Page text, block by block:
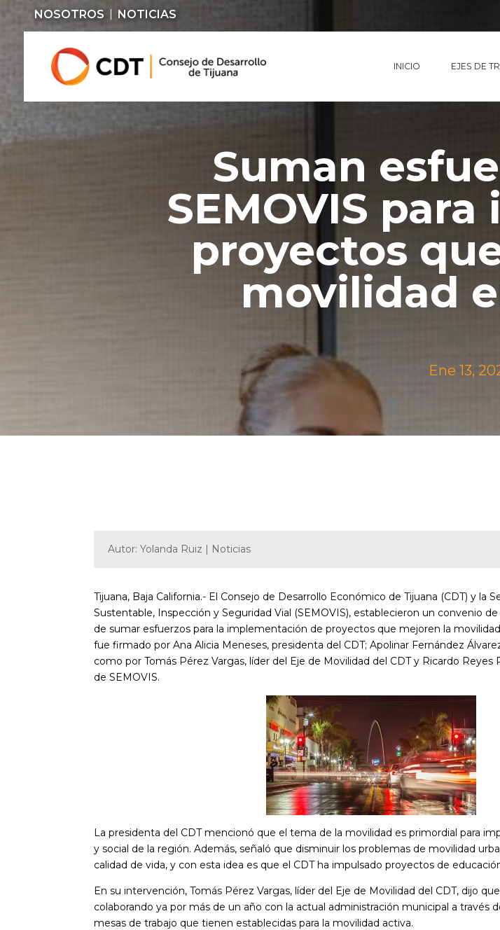
NOSOTROS NOTICIAS
INICIO EJES DE
Suman
SEMOVIS
proyectos
movilidad
Ene 13,
Autor: Yolanda Ruiz | Noticias
Tijuana, Baja California.- El Consejo de Desarrollo Económico de Tijuana (CDT) y la
Sustentable, Inspección y Seguridad Vial (SEMOVIS), establecieron un convenio
de sumar esfuerzos para la implementación de proyectos que mejoren la
fue firmado por Ana Alicia Meneses, presidenta del CDT; Apolinar Fernández
como por Tomás Pérez Vargas, líder del Eje de Movilidad del CDT y Ricardo Reyes
de SEMOVIS.
La presidenta del CDT mencionó que el tema de la movilidad es primordial para
y social de la región. Además, señaló que disminuir los problemas de movilidad
calidad de vida, y con esta idea es que el CDT ha impulsado proyectos de
En su intervención, Tomás Pérez Vargas, líder del Eje de Movilidad del CDT, dijo
colaborando ya por más de un año con la actual administración municipal a través
mesas de trabajo que tienen establecidas para la movilidad activa.